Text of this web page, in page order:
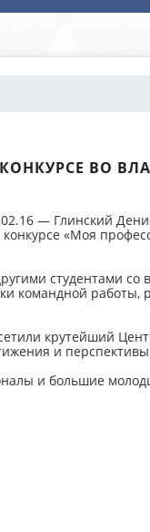
ВО
— Глинский
«Моя
студентами со
командной работы,
крутейший
и
и большие